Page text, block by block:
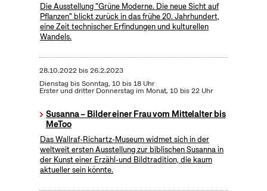
Die Ausstellung "Grüne Moderne. Die neue Sicht auf
Pflanzen" blickt zurück in das frühe 20. Jahrhundert,
eine Zeit technischer Erfindungen und kulturellen
Wandels.
28.10.2022bis26.2.2023
Dienstag bis Sonntag, 10 bis 18 Uhr
Erster und dritter Donnerstag im Monat, 10 bis 22 Uhr
Susanna – Bilder einer Frau vom Mittelalter bis
MeToo
Das Wallraf-Richartz-Museum widmet sich in der
weltweit ersten Ausstellung zur biblischen Susanna in
der Kunst einer Erzähl-und Bildtradition, die kaum
aktueller sein könnte.